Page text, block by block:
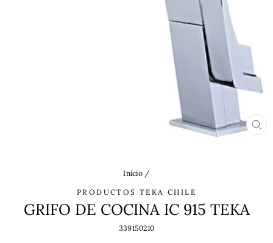
Inicio /
PRODUCTOS TEKA CHILE
GRIFO DE COCINA IC 915 TEKA
339150210